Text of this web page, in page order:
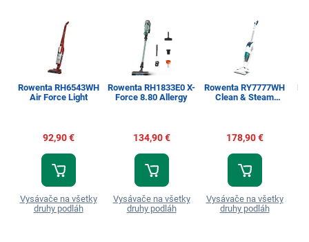
Rowenta RH6543WH
Air Force Light
92,90 €
Vysávače na všetky
druhy podláh
Rowenta RH1833E0 X-
Force 8.80 Allergy
134,90 €
Vysávače na všetky
druhy podláh
Rowenta RY7777WH
Clean & Steam
178,90 €
Vysávače na všetky
druhy podláh